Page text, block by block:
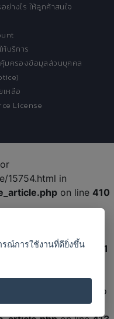
ย่างไร ให้ลูกค้าสนใจ
ห้บริการ
คุ้มครองข้อมูลส่วนบุคคล
หลือ
License
15754.html in
on line 410
in
on line 411
cache/15754.html): No
รณ์การใช้งานที่ดียิ่งขึ้น